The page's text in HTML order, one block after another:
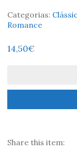
Categorias:
Romance
14,50€
O
Goriot
de
Share this item: